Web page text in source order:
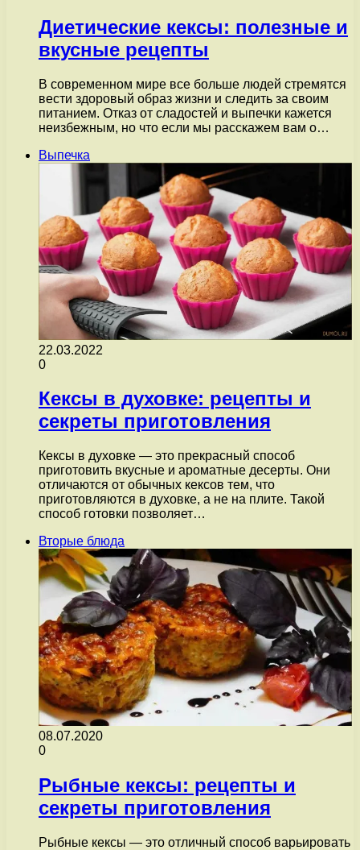
Диетические кексы: полезные и
вкусные рецепты
В современном мире все больше людей стремятся
вести здоровый образ жизни и следить за своим
питанием. Отказ от сладостей и выпечки кажется
неизбежным, но что если мы расскажем вам о…
Выпечка
22.03.2022
0
Кексы в духовке: рецепты и
секреты приготовления
Кексы в духовке — это прекрасный способ
приготовить вкусные и ароматные десерты. Они
отличаются от обычных кексов тем, что
приготовляются в духовке, а не на плите. Такой
способ готовки позволяет…
Вторые блюда
08.07.2020
0
Рыбные кексы: рецепты и
секреты приготовления
Рыбные кексы — это отличный способ варьировать